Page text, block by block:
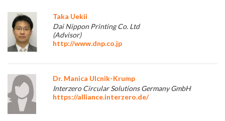
Taka Uekii
Dai Nippon Printing Co. Ltd
(Advisor)
http://www.dnp.co.jp
Dr. Manica Ulcnik-Krump
Interzero Circular Solutions Germany GmbH
https://alliance.interzero.de/